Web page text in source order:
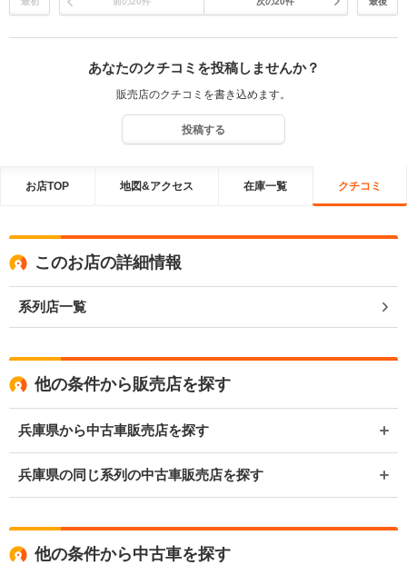
あなたのクチコミを投稿しませんか？
販売店のクチコミを書き込めます。
投稿する
お店TOP 地図&アクセス 在庫一覧 クチコミ
このお店の詳細情報
系列店一覧
他の条件から販売店を探す
兵庫県から中古車販売店を探す
兵庫県の同じ系列の中古車販売店を探す
他の条件から中古車を探す